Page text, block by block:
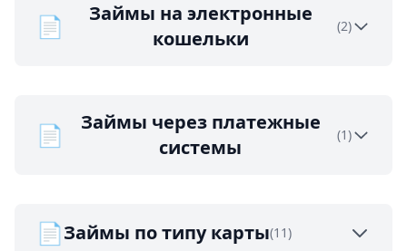
📄
Займы на электронные
кошельки
(2)
📄
Займы через платежные
системы
(1)
📄Займы по типу карты(11)